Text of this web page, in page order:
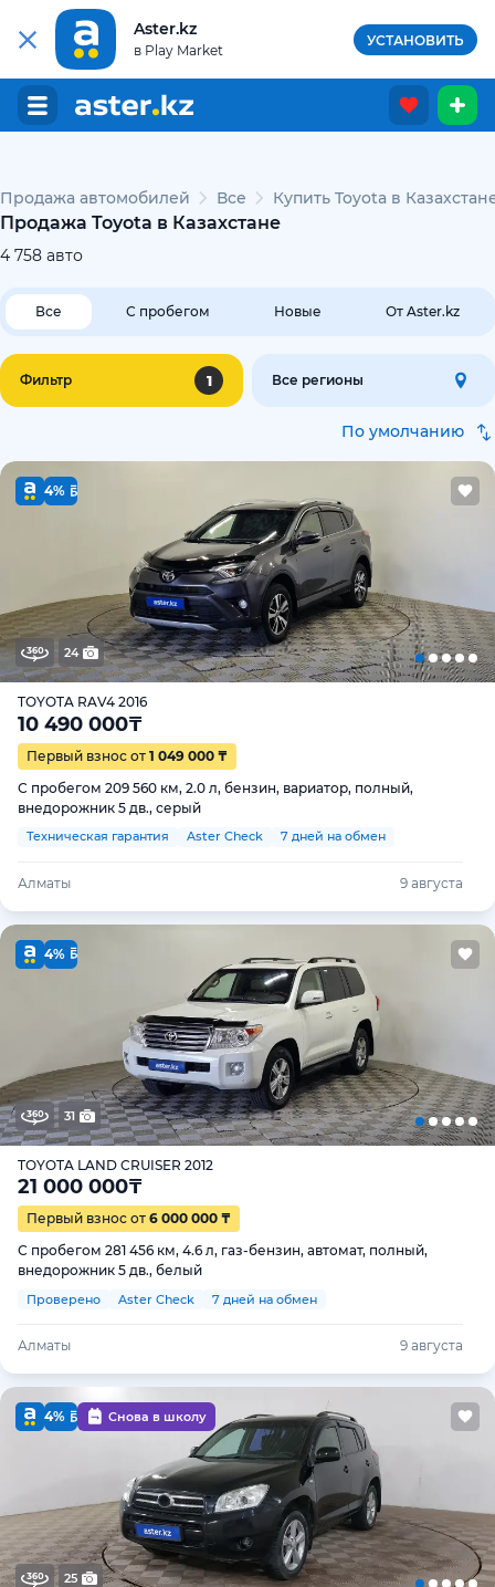
Aster.kz
в Play Market
УСТАНОВИТЬ
Продажа автомобилей Все Купить Toyota в
Продажа Toyota в Казахстане
4 758 авто
Все С пробегом Новые От Aster.kz
Фильтр 1 Все регионы
По умолчанию
4%
24
TOYOTA RAV4 2016
10 490 000₸
Первый взнос от 1 049 000 ₸
С пробегом 209 560 км, 2.0 л, бензин, вариатор, полный,
внедорожник 5 дв., серый
Техническая гарантия Aster Check 7 дней на обмен
Алматы 9 августа
4%
31
TOYOTA LAND CRUISER 2012
21 000 000₸
Первый взнос от 6 000 000 ₸
С пробегом 281 456 км, 4.6 л, газ-бензин, автомат, полный,
внедорожник 5 дв., белый
Проверено Aster Check 7 дней на обмен
Алматы 9 августа
4% Снова в школу
25